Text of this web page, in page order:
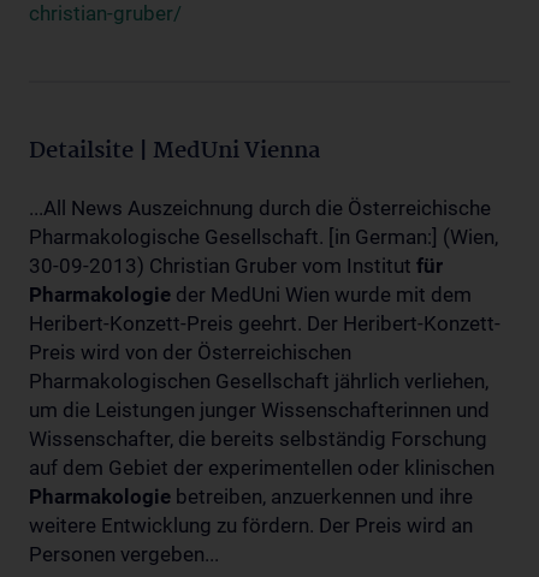
christian-gruber/
Detailsite | MedUni Vienna
...All News Auszeichnung durch die Österreichische
Pharmakologische Gesellschaft. [in German:] (Wien,
30-09-2013) Christian Gruber vom Institut für
Pharmakologie der MedUni Wien wurde mit dem
Heribert-Konzett-Preis geehrt. Der Heribert-Konzett-
Preis wird von der Österreichischen
Pharmakologischen Gesellschaft jährlich verliehen,
um die Leistungen junger Wissenschafterinnen und
Wissenschafter, die bereits selbständig Forschung
auf dem Gebiet der experimentellen oder klinischen
Pharmakologie betreiben, anzuerkennen und ihre
weitere Entwicklung zu fördern. Der Preis wird an
Personen vergeben...